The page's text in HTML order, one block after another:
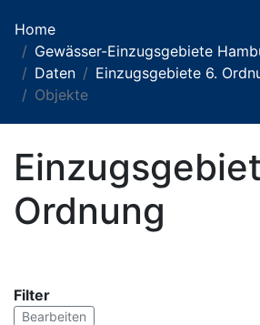
Home
Gewässer-Einzugsgebiete
Daten
Einzugsgebiete 6.
Objekte
Ordnung
Filter
Bearbeiten